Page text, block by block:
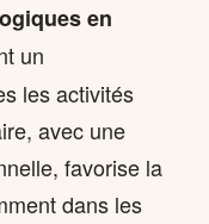
en
un
les activités
avec une
favorise la
dans les